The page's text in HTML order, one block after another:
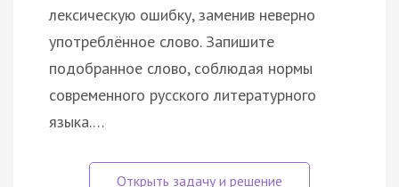
лексическую ошибку, заменив неверно
употреблённое слово. Запишите
подобранное слово, соблюдая нормы
современного русского литературного
языка.…